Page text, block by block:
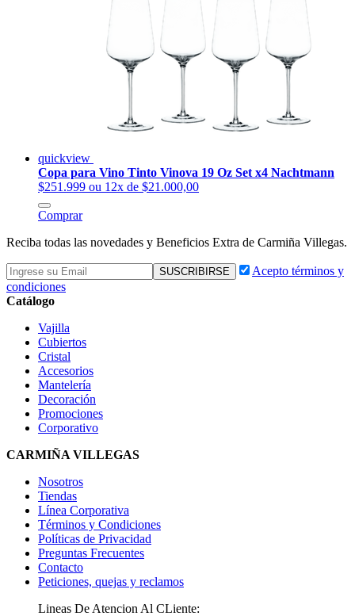
quickview
Copa para Vino Tinto Vinova 19 Oz Set x4 Nachtmann
$251.999 ou 12x de $21.000,00
Comprar
Reciba todas las novedades y Beneficios Extra de Carmiña Villegas.
Acepto términos y
condiciones
Catálogo
Vajilla
Cubiertos
Cristal
Accesorios
Mantelería
Decoración
Promociones
Corporativo
CARMIÑA VILLEGAS
Nosotros
Tiendas
Línea Corporativa
Términos y Condiciones
Políticas de Privacidad
Preguntas Frecuentes
Contacto
Peticiones, quejas y reclamos
Lineas De Atencion Al CLiente: